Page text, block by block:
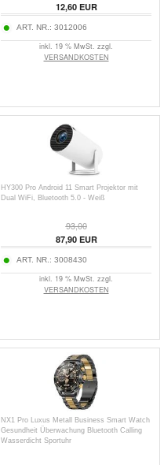
12,60EUR
ART. NR.: 3012006
inkl. 19 % MwSt. zzgl.
VERSANDKOSTEN
HY300 Pro Android 11 Smart Projektor mit
Dual WiFi, Bluetooth 5.0 - Weiß
93,00
87,90EUR
ART. NR.: 3008430
inkl. 19 % MwSt. zzgl.
VERSANDKOSTEN
NX1 Pro Luxus Metall Business Smart Watch
Gesundheit Überwachung Bluetooth Calling
Wasserdicht Sportuhr